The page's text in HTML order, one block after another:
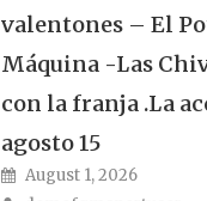
valentones – El
Máquina -Las
con la franja .La
agosto 15
Posted on
August 1, 2026